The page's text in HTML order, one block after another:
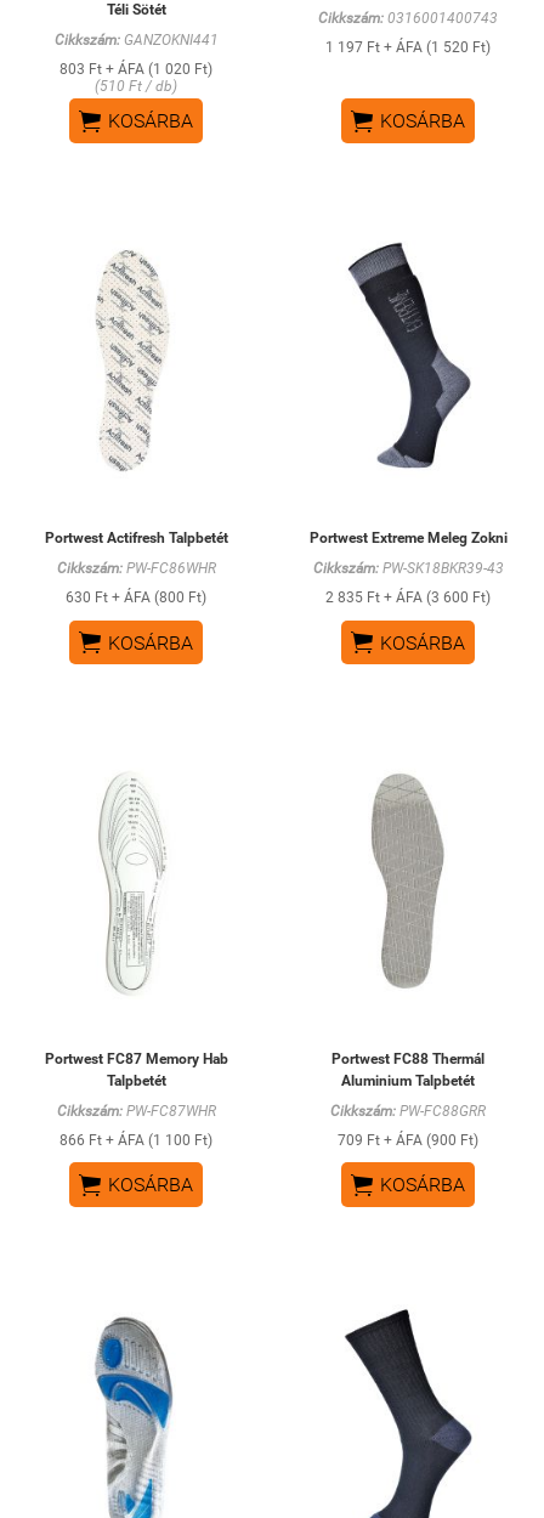
Téli Sötét
Cikkszám:GANZOKNI441
803 Ft + ÁFA (1 020 Ft)
(510 Ft / db)
 KOSÁRBA
Cikkszám: 0316001400743
1 197 Ft + ÁFA (1 520 Ft)
 KOSÁRBA
Portwest Actifresh Talpbetét
Cikkszám:PW-FC86WHR
630 Ft + ÁFA (800 Ft)
 KOSÁRBA
Portwest Extreme Meleg Zokni
Cikkszám:PW-SK18BKR39-43
2 835 Ft + ÁFA (3 600 Ft)
 KOSÁRBA
Portwest FC87 Memory Hab
Talpbetét
Cikkszám:PW-FC87WHR
866 Ft + ÁFA (1 100 Ft)
 KOSÁRBA
Portwest FC88 Thermál
Aluminium Talpbetét
Cikkszám: PW-FC88GRR
709 Ft + ÁFA (900 Ft)
 KOSÁRBA